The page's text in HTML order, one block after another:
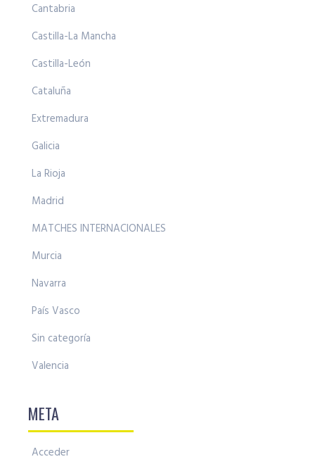
Cantabria
Castilla-La Mancha
Castilla-León
Cataluña
Extremadura
Galicia
La Rioja
Madrid
MATCHES INTERNACIONALES
Murcia
Navarra
País Vasco
Sin categoría
Valencia
META
Acceder